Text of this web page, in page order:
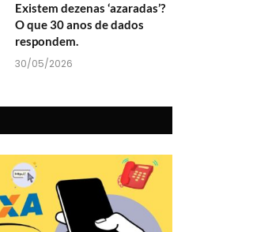
Existem dezenas ‘azaradas’?
O que 30 anos de dados
respondem.
30/05/2026